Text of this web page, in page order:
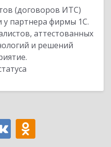
(договоров ИТС)
у партнера фирмы 1С.
аттестованных
и решений